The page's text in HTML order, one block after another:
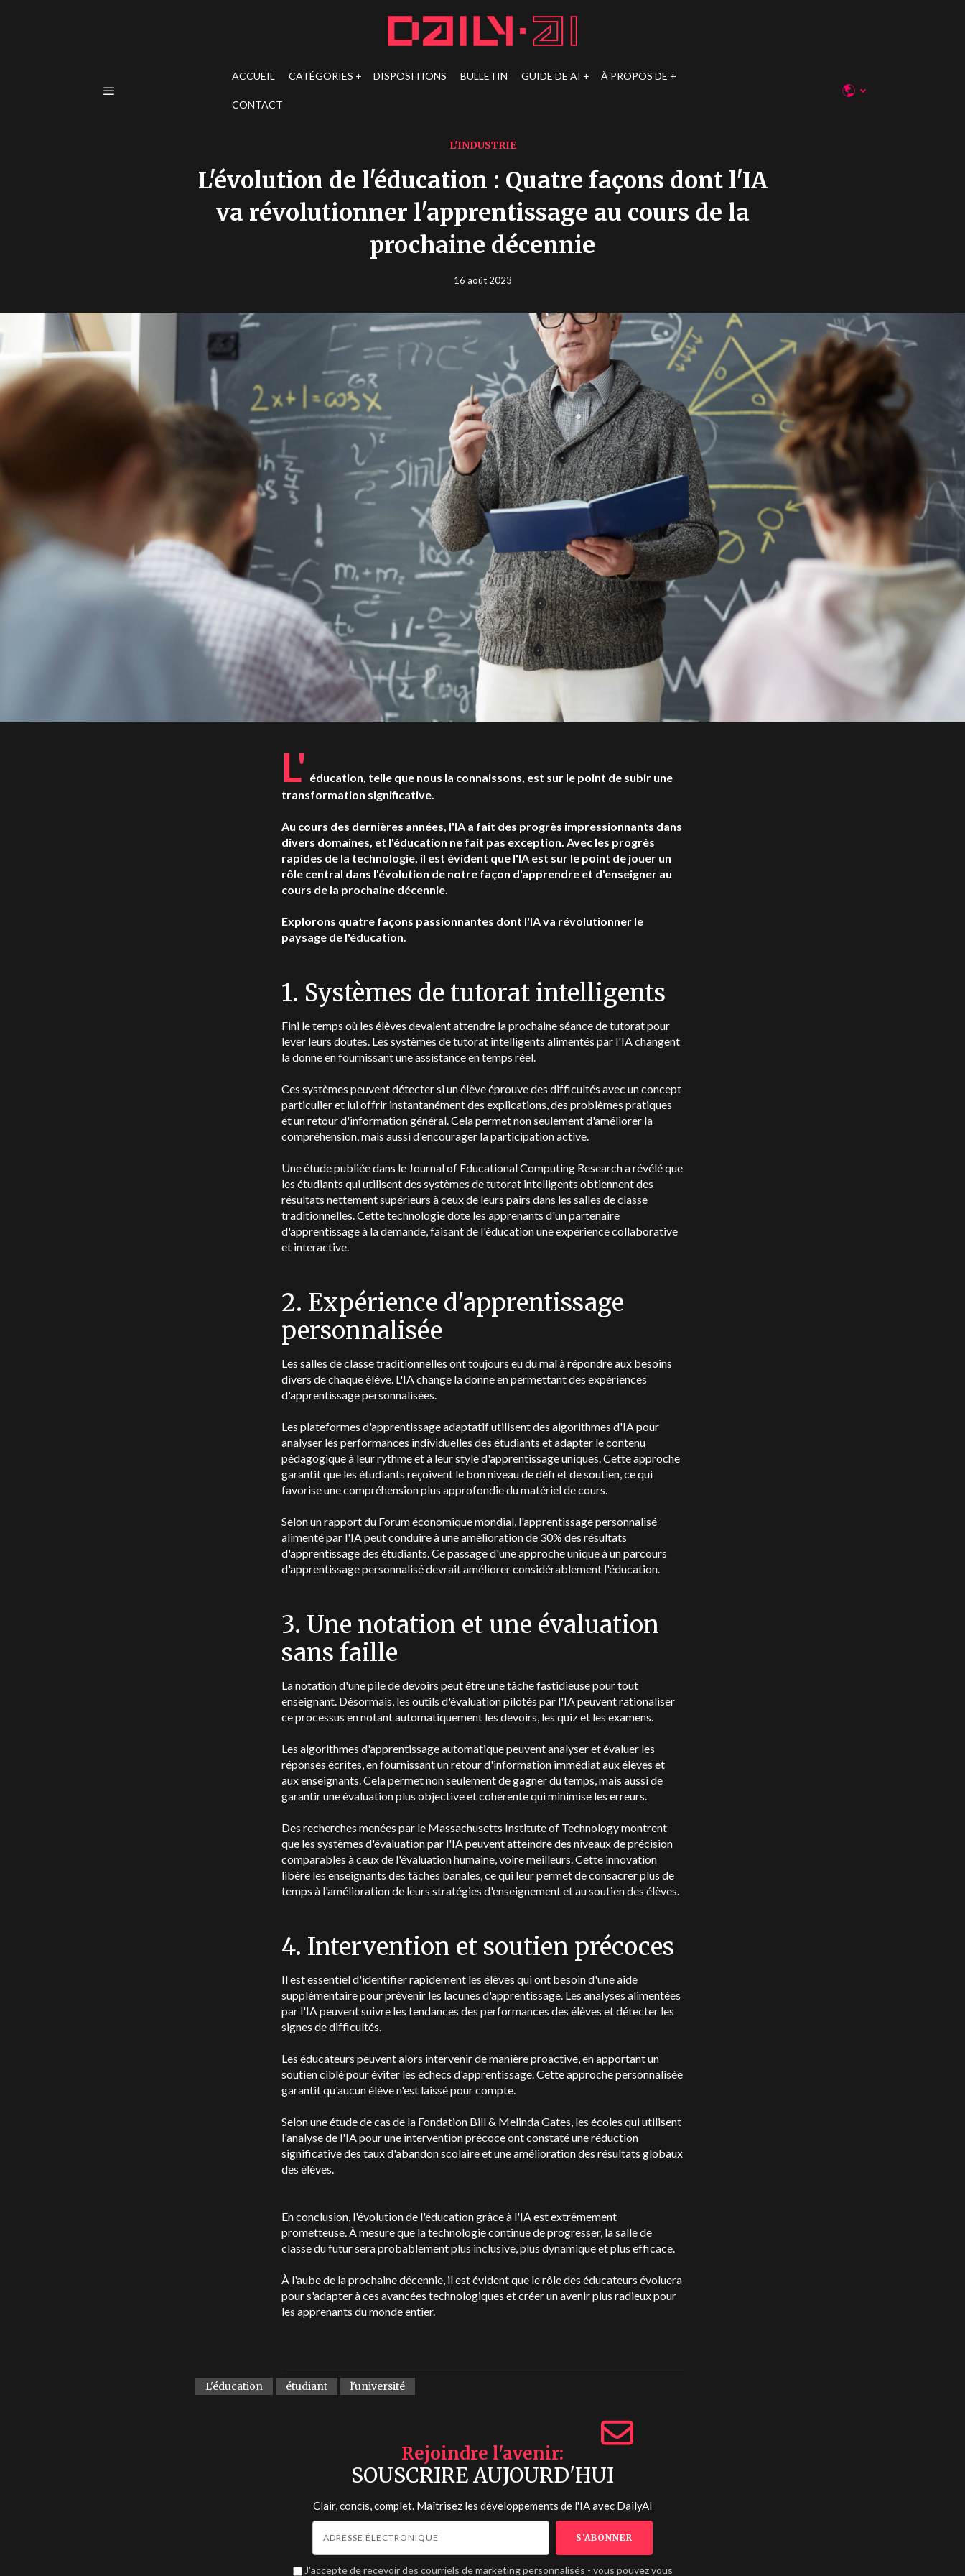
ACCUEIL CATÉGORIES DISPOSITIONS BULLETIN GUIDE DE AI À PROPOS DE
CONTACT
L'INDUSTRIE
L'évolution de l'éducation : Quatre façons dont l'IA
va révolutionner l'apprentissage au cours de la
prochaine décennie
16 août 2023
L' éducation, telle que nous la connaissons, est sur le point de subir une
transformation significative.
Au cours des dernières années, l'IA a fait des progrès impressionnants dans
divers domaines, et l'éducation ne fait pas exception. Avec les progrès
rapides de la technologie, il est évident que l'IA est sur le point de jouer un
rôle central dans l'évolution de notre façon d'apprendre et d'enseigner au
cours de la prochaine décennie.
Explorons quatre façons passionnantes dont l'IA va révolutionner le
paysage de l'éducation.
1. Systèmes de tutorat intelligents
Fini le temps où les élèves devaient attendre la prochaine séance de tutorat pour
lever leurs doutes. Les systèmes de tutorat intelligents alimentés par l'IA changent
la donne en fournissant une assistance en temps réel.
Ces systèmes peuvent détecter si un élève éprouve des difficultés avec un concept
particulier et lui offrir instantanément des explications, des problèmes pratiques
et un retour d'information général. Cela permet non seulement d'améliorer la
compréhension, mais aussi d'encourager la participation active.
Une étude publiée dans le Journal of Educational Computing Research a révélé que
les étudiants qui utilisent des systèmes de tutorat intelligents obtiennent des
résultats nettement supérieurs à ceux de leurs pairs dans les salles de classe
traditionnelles. Cette technologie dote les apprenants d'un partenaire
d'apprentissage à la demande, faisant de l'éducation une expérience collaborative
et interactive.
2. Expérience d'apprentissage
personnalisée
Les salles de classe traditionnelles ont toujours eu du mal à répondre aux besoins
divers de chaque élève. L'IA change la donne en permettant des expériences
d'apprentissage personnalisées.
Les plateformes d'apprentissage adaptatif utilisent des algorithmes d'IA pour
analyser les performances individuelles des étudiants et adapter le contenu
pédagogique à leur rythme et à leur style d'apprentissage uniques. Cette approche
garantit que les étudiants reçoivent le bon niveau de défi et de soutien, ce qui
favorise une compréhension plus approfondie du matériel de cours.
Selon un rapport du Forum économique mondial, l'apprentissage personnalisé
alimenté par l'IA peut conduire à une amélioration de 30% des résultats
d'apprentissage des étudiants. Ce passage d'une approche unique à un parcours
d'apprentissage personnalisé devrait améliorer considérablement l'éducation.
3. Une notation et une évaluation
sans faille
La notation d'une pile de devoirs peut être une tâche fastidieuse pour tout
enseignant. Désormais, les outils d'évaluation pilotés par l'IA peuvent rationaliser
ce processus en notant automatiquement les devoirs, les quiz et les examens.
Les algorithmes d'apprentissage automatique peuvent analyser et évaluer les
réponses écrites, en fournissant un retour d'information immédiat aux élèves et
aux enseignants. Cela permet non seulement de gagner du temps, mais aussi de
garantir une évaluation plus objective et cohérente qui minimise les erreurs.
Des recherches menées par le Massachusetts Institute of Technology montrent
que les systèmes d'évaluation par l'IA peuvent atteindre des niveaux de précision
comparables à ceux de l'évaluation humaine, voire meilleurs. Cette innovation
libère les enseignants des tâches banales, ce qui leur permet de consacrer plus de
temps à l'amélioration de leurs stratégies d'enseignement et au soutien des élèves.
4. Intervention et soutien précoces
Il est essentiel d'identifier rapidement les élèves qui ont besoin d'une aide
supplémentaire pour prévenir les lacunes d'apprentissage. Les analyses alimentées
par l'IA peuvent suivre les tendances des performances des élèves et détecter les
signes de difficultés.
Les éducateurs peuvent alors intervenir de manière proactive, en apportant un
soutien ciblé pour éviter les échecs d'apprentissage. Cette approche personnalisée
garantit qu'aucun élève n'est laissé pour compte.
Selon une étude de cas de la Fondation Bill & Melinda Gates, les écoles qui utilisent
l'analyse de l'IA pour une intervention précoce ont constaté une réduction
significative des taux d'abandon scolaire et une amélioration des résultats globaux
des élèves.
En conclusion, l'évolution de l'éducation grâce à l'IA est extrêmement
prometteuse. À mesure que la technologie continue de progresser, la salle de
classe du futur sera probablement plus inclusive, plus dynamique et plus efficace.
À l'aube de la prochaine décennie, il est évident que le rôle des éducateurs évoluera
pour s'adapter à ces avancées technologiques et créer un avenir plus radieux pour
les apprenants du monde entier.
L'éducation étudiant l'université
Rejoindre l'avenir
SOUSCRIRE AUJOURD'HUI
Clair, concis, complet. Maîtrisez les développements de l'IA avec DailyAI
J'accepte de recevoir des courriels de marketing personnalisés - vous pouvez vous